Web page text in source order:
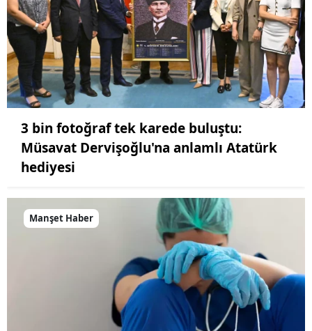
3 bin fotoğraf tek karede buluştu:
Müsavat Dervişoğlu'na anlamlı Atatürk
hediyesi
Manşet Haber